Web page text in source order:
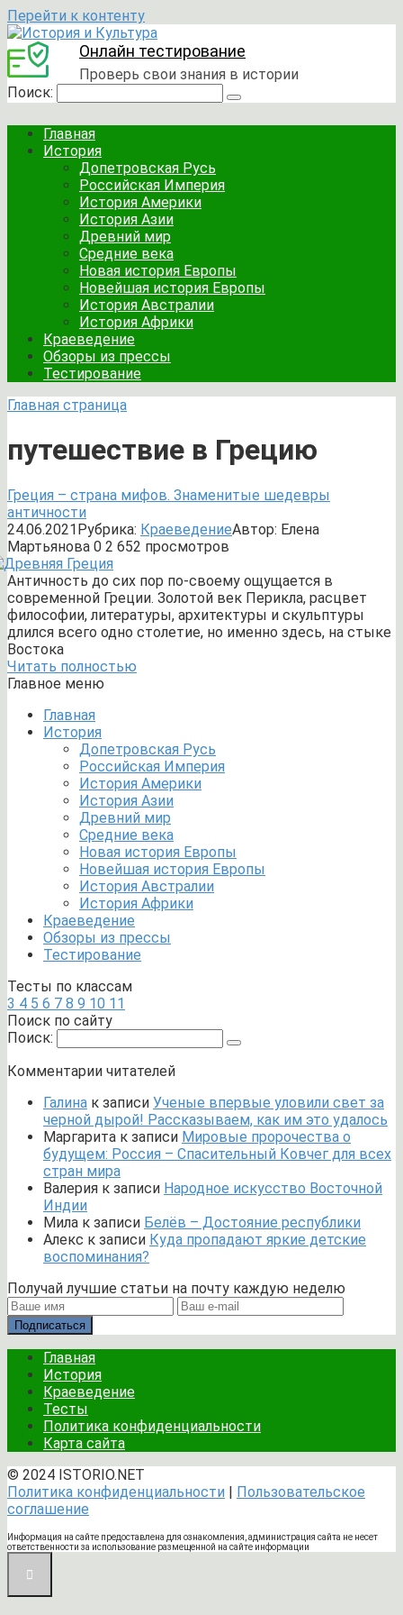
Перейти к контенту
Онлайн тестирование
Проверь свои знания в истории
Поиск:
Главная
История
Допетровская Русь
Российская Империя
История Америки
История Азии
Древний мир
Средние века
Новая история Европы
Новейшая история Европы
История Австралии
История Африки
Краеведение
Обзоры из прессы
Тестирование
Главная страница
путешествие в Грецию
Греция – страна мифов. Знаменитые шедевры
античности
24.06.2021Рубрика: КраеведениеАвтор: Елена
Мартьянова 0 2 652 просмотров
Античность до сих пор по-своему ощущается в
современной Греции. Золотой век Перикла, расцвет
философии, литературы, архитектуры и скульптуры
длился всего одно столетие, но именно здесь, на стыке
Востока
Читать полностью
Главное меню
Главная
История
Допетровская Русь
Российская Империя
История Америки
История Азии
Древний мир
Средние века
Новая история Европы
Новейшая история Европы
История Австралии
История Африки
Краеведение
Обзоры из прессы
Тестирование
Тесты по классам
3 4 5 6 7 8 9 10 11
Поиск по сайту
Поиск:
Комментарии читателей
Галина к записи Ученые впервые уловили свет за
черной дырой! Рассказываем, как им это удалось
Маргарита к записи Мировые пророчества о
будущем: Россия – Спасительный Ковчег для всех
стран мира
Валерия к записи Народное искусство Восточной
Индии
Мила к записи Белёв – Достояние республики
Алекс к записи Куда пропадают яркие детские
воспоминания?
Получай лучшие статьи на почту каждую неделю
Подписаться
Главная
История
Краеведение
Тесты
Политика конфиденциальности
Карта сайта
© 2024 ISTORIO.NET
Политика конфиденциальности | Пользовательское
соглашение
Информация на сайте предоставлена для ознакомления, администрация сайта не несет
ответственности за использование размещенной на сайте информации